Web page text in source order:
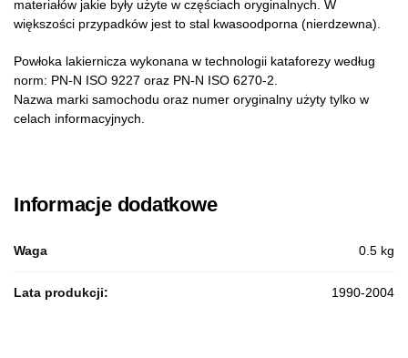
materiałów jakie były użyte w częściach oryginalnych. W
większości przypadków jest to stal kwasoodporna (nierdzewna).
Powłoka lakiernicza wykonana w technologii kataforezy według
norm: PN-N ISO 9227 oraz PN-N ISO 6270-2.
Nazwa marki samochodu oraz numer oryginalny użyty tylko w
celach informacyjnych.
Informacje dodatkowe
Waga 0.5 kg
Lata produkcji: 1990-2004